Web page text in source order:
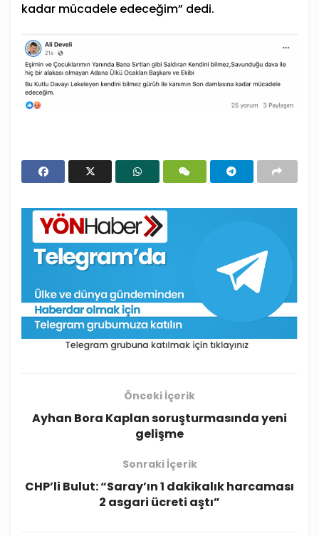
kadar mücadele edeceğim” dedi.
Önceki İçerik
Ayhan Bora Kaplan soruşturmasında yeni
gelişme
Sonraki İçerik
CHP’li Bulut: “Saray’ın 1 dakikalık harcaması
2 asgari ücreti aştı”